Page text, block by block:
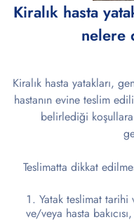
Kiralık hasta
nelere
Kiralık hasta yatakları,
hastanın evine teslim
belirlediği
Teslimatta dikkat
Yatak teslimat
ve/veya hasta